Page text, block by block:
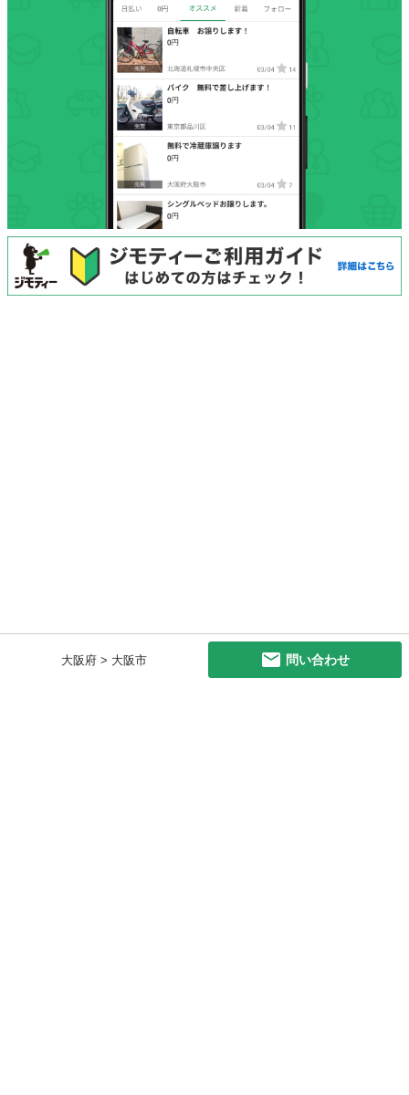
大阪府 > 大阪市 問い合わせ